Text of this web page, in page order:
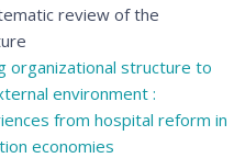
review of the
organizational structure to
environment :
from hospital reform in
economies